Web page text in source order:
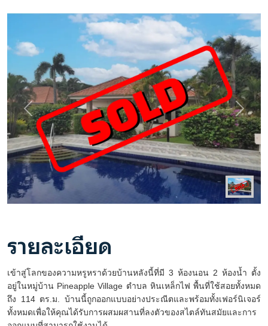
Previous Next
รายละเอียด
เข้าสู่โลกของความหรูหราด้วยบ้านหลังนี้ที่มี 3 ห้องนอน 2 ห้องน้ำ ตั้ง
อยู่ในหมู่บ้าน Pineapple Village ตำบล หินเหล็กไฟ พื้นที่ใช้สอยทั้งหมด
ถึง 114ตร.ม. บ้านนี้ถูกออกแบบอย่างประณีตและพร้อมทั้งเฟอร์นิเจอร์
ทั้งหมดเพื่อให้คุณได้รับการผสมผสานที่ลงตัวของสไตล์ทันสมัยและการ